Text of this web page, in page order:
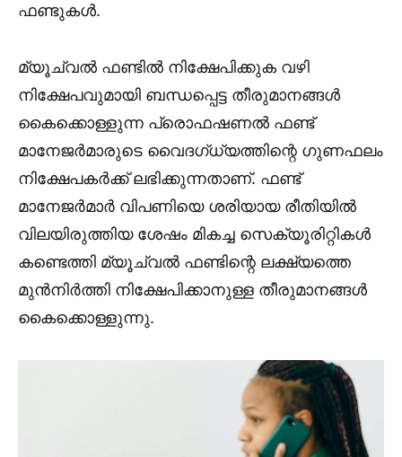
ഫണ്ടുകൾ.
മ്യൂച്വൽ ഫണ്ടിൽ നിക്ഷേപിക്കുക വഴി
നിക്ഷേപവുമായി ബന്ധപ്പെട്ട തീരുമാനങ്ങൾ
കൈക്കൊള്ളുന്ന പ്രൊഫഷണൽ ഫണ്ട്
മാനേജർമാരുടെ വൈദഗ്ധ്യത്തിന്റെ ഗുണഫലം
നിക്ഷേപകർക്ക് ലഭിക്കുന്നതാണ്. ഫണ്ട്
മാനേജർമാർ വിപണിയെ ശരിയായ രീതിയിൽ
വിലയിരുത്തിയ ശേഷം മികച്ച സെക്യൂരിറ്റികൾ
കണ്ടെത്തി മ്യൂച്വൽ ഫണ്ടിന്റെ ലക്ഷ്യത്തെ
മുൻനിർത്തി നിക്ഷേപിക്കാനുള്ള തീരുമാനങ്ങൾ
കൈക്കൊള്ളുന്നു.